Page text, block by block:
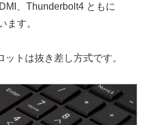
、Thunderbolt4 ともに
ます。
トは抜き差し方式です。